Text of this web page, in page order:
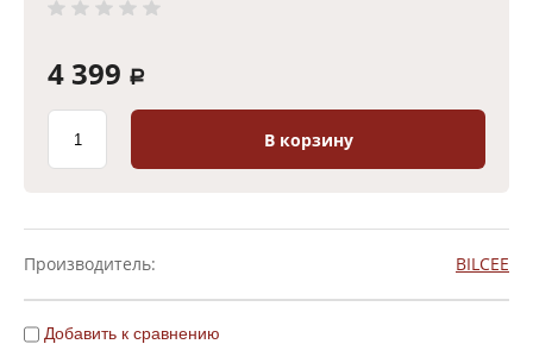
4 399 a
В корзину
Производитель: BILCEE
Добавить к сравнению